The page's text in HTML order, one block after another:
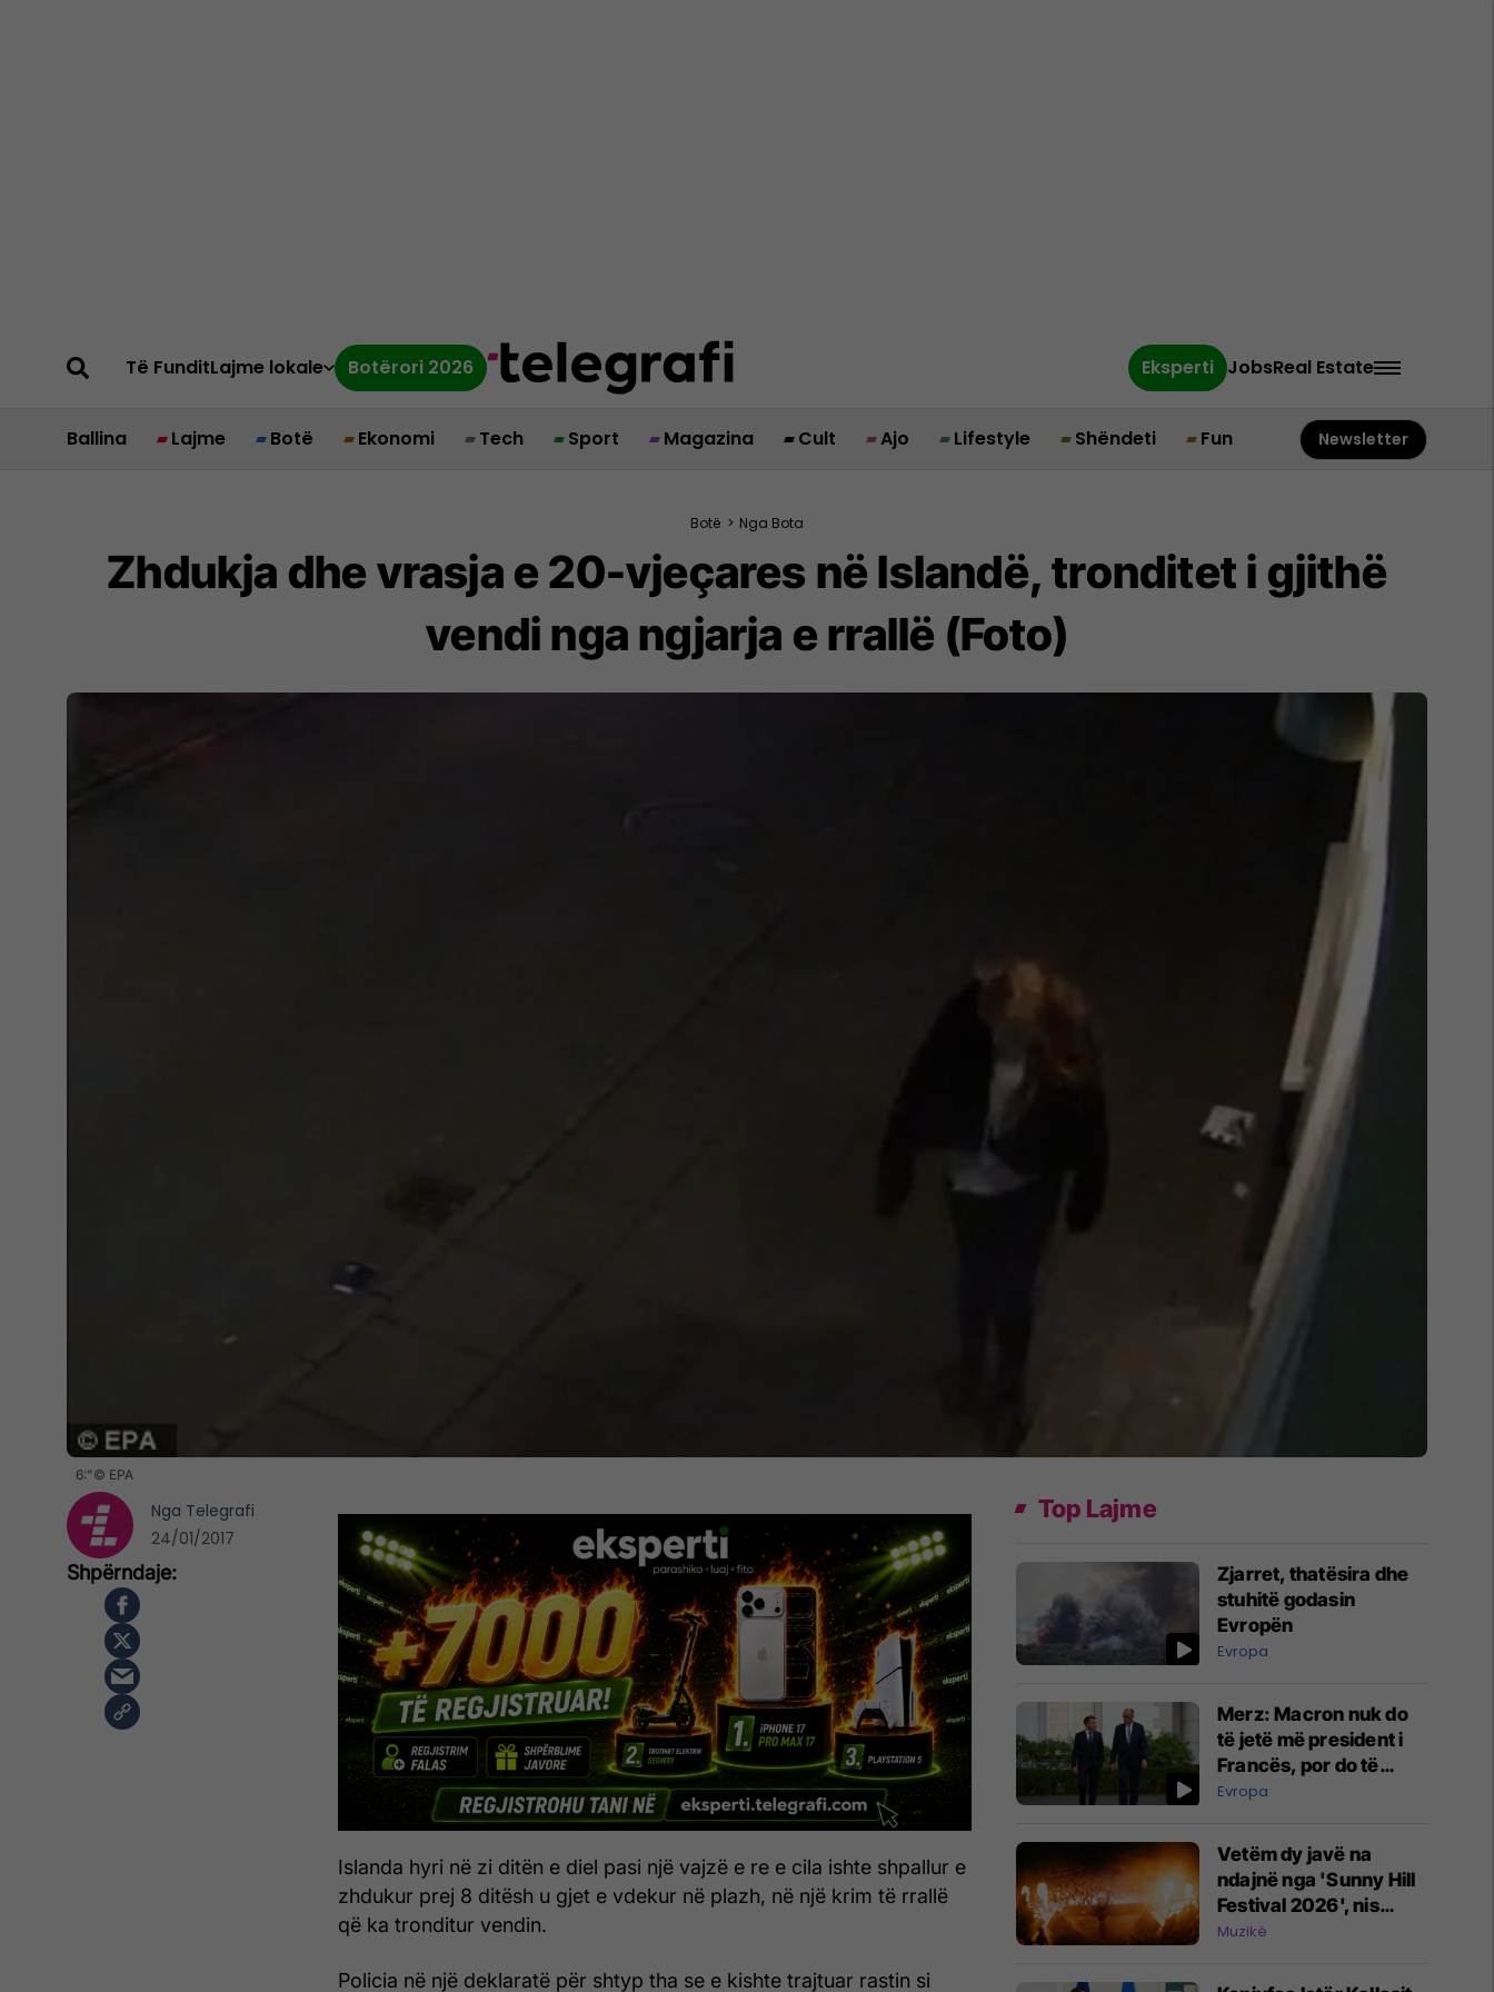
Të FunditLajme lokale Botërori 2026 Eksperti JobsReal Estate
Ballina Lajme Botë Ekonomi Tech Sport Magazina Cult Ajo Lifestyle Shëndeti Fun Newsletter
Botë > Nga Bota
Zhdukja dhe vrasja e 20-vjeçares në Islandë, tronditet i gjithë
vendi nga ngjarja e rrallë (Foto)
6:"© EPA
Islanda hyri në zi ditën e diel pasi një vajzë e re e cila ishte shpallur e
zhdukur prej 8 ditësh u gjet e vdekur në plazh, në një krim të rrallë
që ka tronditur vendin.
Policia në një deklaratë për shtyp tha se e kishte trajtuar rastin si
Nga Telegrafi
24/01/2017
Top Lajme
Zjarret, thatësira dhe
stuhitë godasin
Evropën
Evropa
Merz: Macron nuk do
të jetë më president i
Francës, por do të
vazhdojë koordinimi
Evropa
Vetëm dy javë na
ndajnë nga 'Sunny Hill
Festival 2026', nis
numërimi mbrapsht
madh muzikor në
Muzikë